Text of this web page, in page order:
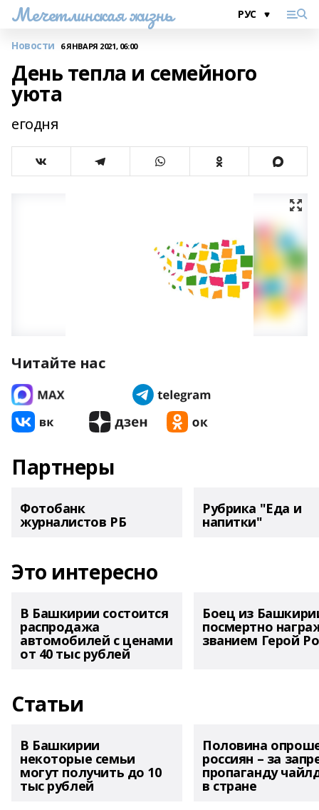
Мечетлинская жизнь
Новости 6 ЯНВАРЯ 2021, 06:00
День тепла и семейного
уюта
егодня
Читайте нас
Партнеры
Фотобанк
журналистов РБ
Рубрика "Еда и
напитки"
Это интересно
В Башкирии состоится
распродажа
автомобилей с ценами
от 40 тыс рублей
Боец из
посмертно
званием Герой
Статьи
В Башкирии
некоторые семьи
могут получить до 10
тыс рублей
Половина
россиян – за
пропаганду
в стране